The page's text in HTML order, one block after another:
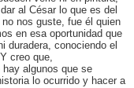
al César lo que es del
nos guste, fue él quien
en esa oportunidad que
duradera, conociendo el
creo que,
algunos que se
lo ocurrido y hacer a